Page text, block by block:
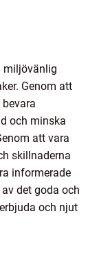
miljövänlig
Genom att
och minska
att vara
skillnaderna
informerade
det goda och
och njut